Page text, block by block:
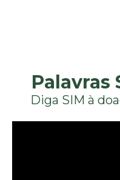
Palavras
Diga SIM à